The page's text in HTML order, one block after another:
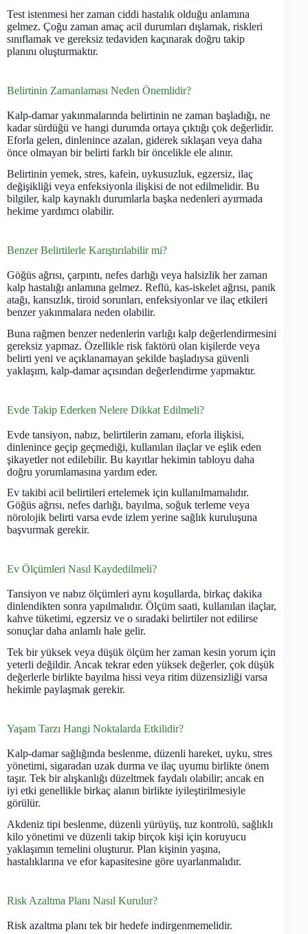
Test istenmesi her zaman ciddi hastalık olduğu anlamına
gelmez. Çoğu zaman amaç acil durumları dışlamak, riskleri
sınıflamak ve gereksiz tedaviden kaçınarak doğru takip
planını oluşturmaktır.
Belirtinin Zamanlaması Neden Önemlidir?
Kalp-damar yakınmalarında belirtinin ne zaman başladığı, ne
kadar sürdüğü ve hangi durumda ortaya çıktığı çok değerlidir.
Eforla gelen, dinlenince azalan, giderek sıklaşan veya daha
önce olmayan bir belirti farklı bir öncelikle ele alınır.
Belirtinin yemek, stres, kafein, uykusuzluk, egzersiz, ilaç
değişikliği veya enfeksiyonla ilişkisi de not edilmelidir. Bu
bilgiler, kalp kaynaklı durumlarla başka nedenleri ayırmada
hekime yardımcı olabilir.
Benzer Belirtilerle Karıştırılabilir mi?
Göğüs ağrısı, çarpıntı, nefes darlığı veya halsizlik her zaman
kalp hastalığı anlamına gelmez. Reflü, kas-iskelet ağrısı, panik
atağı, kansızlık, tiroid sorunları, enfeksiyonlar ve ilaç etkileri
benzer yakınmalara neden olabilir.
Buna rağmen benzer nedenlerin varlığı kalp değerlendirmesini
gereksiz yapmaz. Özellikle risk faktörü olan kişilerde veya
belirti yeni ve açıklanamayan şekilde başladıysa güvenli
yaklaşım, kalp-damar açısından değerlendirme yapmaktır.
Evde Takip Ederken Nelere Dikkat Edilmeli?
Evde tansiyon, nabız, belirtilerin zamanı, eforla ilişkisi,
dinlenince geçip geçmediği, kullanılan ilaçlar ve eşlik eden
şikayetler not edilebilir. Bu kayıtlar hekimin tabloyu daha
doğru yorumlamasına yardım eder.
Ev takibi acil belirtileri ertelemek için kullanılmamalıdır.
Göğüs ağrısı, nefes darlığı, bayılma, soğuk terleme veya
nörolojik belirti varsa evde izlem yerine sağlık kuruluşuna
başvurmak gerekir.
Ev Ölçümleri Nasıl Kaydedilmeli?
Tansiyon ve nabız ölçümleri aynı koşullarda, birkaç dakika
dinlendikten sonra yapılmalıdır. Ölçüm saati, kullanılan ilaçlar,
kahve tüketimi, egzersiz ve o sıradaki belirtiler not edilirse
sonuçlar daha anlamlı hale gelir.
Tek bir yüksek veya düşük ölçüm her zaman kesin yorum için
yeterli değildir. Ancak tekrar eden yüksek değerler, çok düşük
değerlerle birlikte bayılma hissi veya ritim düzensizliği varsa
hekimle paylaşmak gerekir.
Yaşam Tarzı Hangi Noktalarda Etkilidir?
Kalp-damar sağlığında beslenme, düzenli hareket, uyku, stres
yönetimi, sigaradan uzak durma ve ilaç uyumu birlikte önem
taşır. Tek bir alışkanlığı düzeltmek faydalı olabilir; ancak en
iyi etki genellikle birkaç alanın birlikte iyileştirilmesiyle
görülür.
Akdeniz tipi beslenme, düzenli yürüyüş, tuz kontrolü, sağlıklı
kilo yönetimi ve düzenli takip birçok kişi için koruyucu
yaklaşımın temelini oluşturur. Plan kişinin yaşına,
hastalıklarına ve efor kapasitesine göre uyarlanmalıdır.
Risk Azaltma Planı Nasıl Kurulur?
Risk azaltma planı tek bir hedefe indirgenmemelidir.